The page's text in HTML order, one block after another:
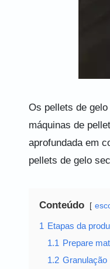
Os pellets de
máquinas de
aprofundada em
pellets de gelo
Conteúdo
1 Etapas da
1.1 Prepare
1.2 Granulação